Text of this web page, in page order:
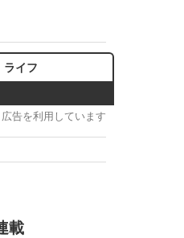
ライフ
告を利用しています
載